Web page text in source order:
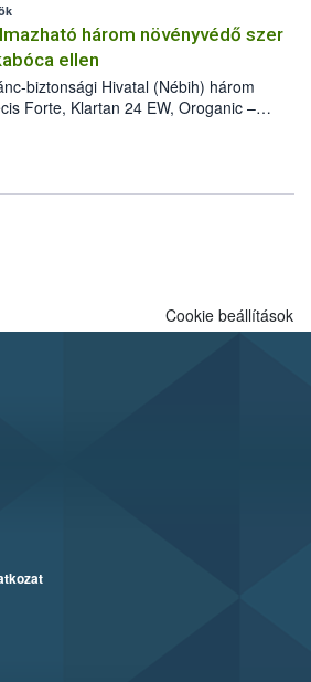
az intézkedéseket a szlovák
a terjedés megállítása érdekében.
három növényvédő szer
ellen
biztonsági Hivatal (Nébih) három
Forte, Klartan 24 EW, Oroganic –
így azok a szüretet követően,
(BBCH 91) stádiumáig
lehetőség a károsító elleni további
elérhető és ökológiai termesztésben is
Cookie beállítások